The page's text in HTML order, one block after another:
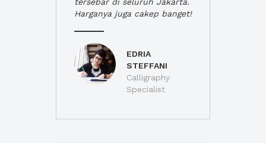
Harganya juga cakep banget!
EDRIA
STEFFANI
Calligraphy
Specialist